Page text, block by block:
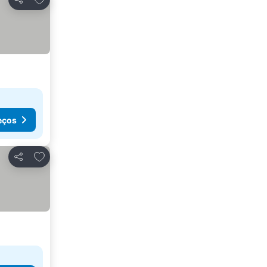
Partilhar
Partilhar
Adicionar aos favoritos